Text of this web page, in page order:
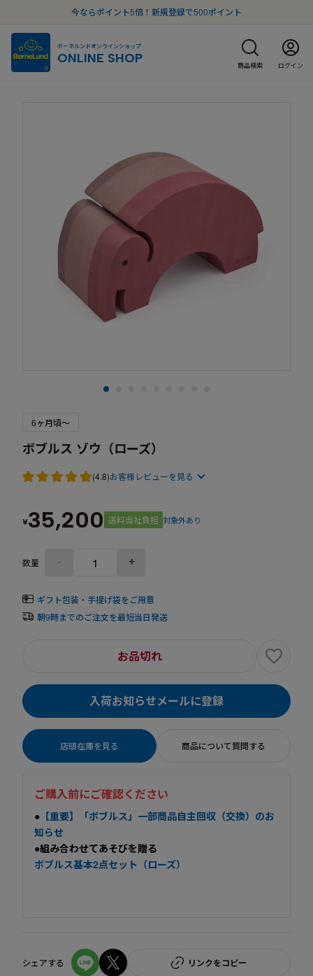
今ならポイント5倍！新規登録で500ポイント
ボーネルンドオンラインショップ
ONLINE SHOP 商品検索 ログイン
6ヶ月頃～
ボブルス ゾウ（ローズ）
(4.8)お客様レビューを見る
¥35,200 送料当社負担 対象外あり
数量 - +
ギフト包装・手提げ袋をご用意
朝9時までのご注文を最短当日発送
お品切れ
入荷お知らせメールに登録
店頭在庫を見る 商品について質問する
ご購入前にご確認ください
● 【重要】「ボブルス」一部商品自主回収（交換）のお
知らせ
●組み合わせてあそびを贈る
ボブルス基本2点セット（ローズ）
シェアする リンクをコピー